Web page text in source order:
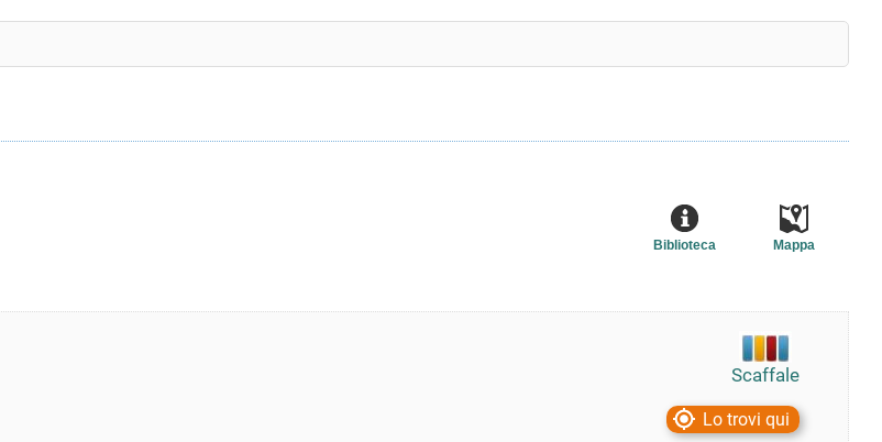
Mappa
Biblioteca
Scaffale
Lo trovi qui